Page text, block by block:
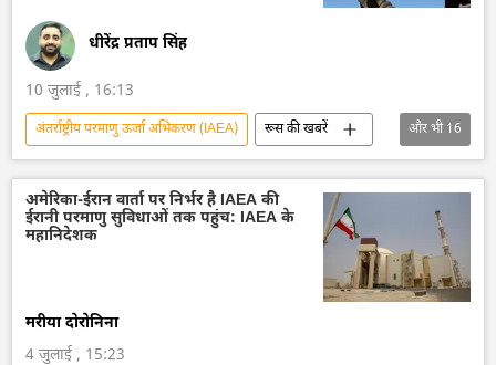
धीरेंद्र प्रताप सिंह
10 जुलाई , 16:13
अंतर्राष्ट्रीय परमाणु ऊर्जा अभिकरण (IAEA)
रूस की खबरें
रूस
रूस का विकास
मास्को
यूक्रेन सशस्त्र बल
यूक्रेन
यूक्रेन की सुरक्षा सेवा (SBU)
यूक्रेन का जवाबी हमला
व्लादिमीर पुतिन
वोलोडिमिर ज़ेलेंस्की
परमाणु ऊर्जा
और भी16
अमेरिका-ईरान वार्ता पर निर्भर है IAEA की
ईरानी परमाणु सुविधाओं तक पहुंच: IAEA के
महानिदेशक
मरीया दोरोनिना
4 जुलाई , 15:23